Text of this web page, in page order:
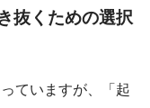
抜くための選択
ていますが、「起